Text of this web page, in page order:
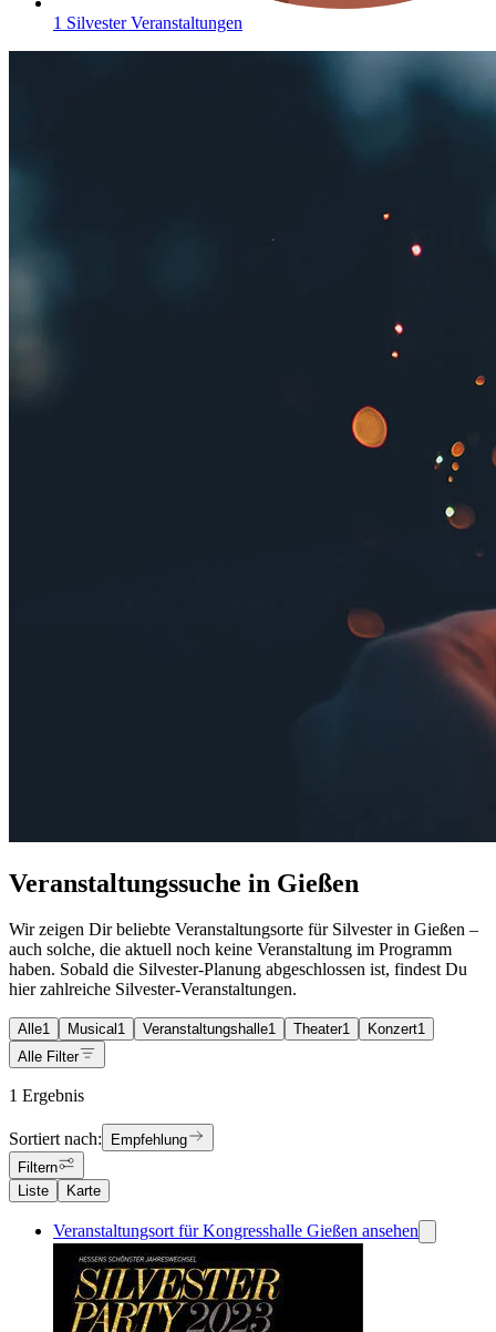
1 Silvester Veranstaltungen
Veranstaltungssuche in Gießen
Wir zeigen Dir beliebte Veranstaltungsorte für Silvester in Gießen –
auch solche, die aktuell noch keine Veranstaltung im Programm
haben. Sobald die Silvester-Planung abgeschlossen ist, findest Du
hier zahlreiche Silvester-Veranstaltungen.
Alle1 Musical 1 Veranstaltungshalle1 Theater1 Konzert1
Alle Filter
1 Ergebnis
Sortiert nach:
Empfehlung
Filtern
Liste
Karte
Veranstaltungsort für Kongresshalle Gießen ansehen